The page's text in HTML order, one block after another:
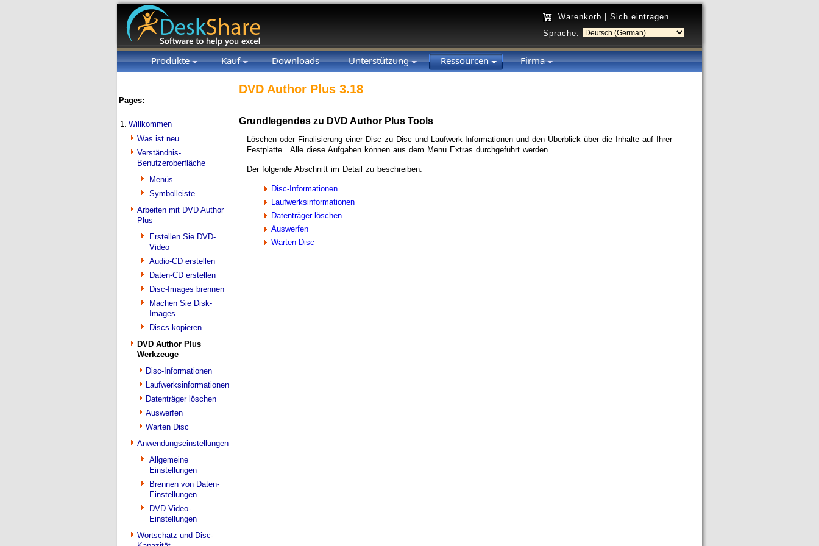
Warenkorb
Sich eintragen
Sprache:
Produkte Kauf Downloads Unterstützung Ressourcen Firma
Pages:
1. Willkommen
Was ist neu
Verständnis-
Benutzeroberfläche
Menüs
Symbolleiste
Arbeiten mit DVD Author
Plus
Erstellen Sie DVD-
Video
Audio-CD erstellen
Daten-CD erstellen
Disc-Images brennen
Machen Sie Disk-
Images
Discs kopieren
DVD Author Plus
Werkzeuge
Disc-Informationen
Laufwerksinformationen
Datenträger löschen
Auswerfen
Warten Disc
Anwendungseinstellungen
Allgemeine
Einstellungen
Brennen von Daten-
Einstellungen
DVD-Video-
Einstellungen
Wortschatz und Disc-
DVD Author Plus 3.18
Grundlegendes zu DVD Author Plus Tools
Löschen oder Finalisierung einer Disc zu Disc und Laufwerk-Informationen und den Überblick über die Inhalte auf Ihrer
Festplatte. Alle diese Aufgaben können aus dem Menü Extras durchgeführt werden.
Der folgende Abschnitt im Detail zu beschreiben:
Disc-Informationen
Laufwerksinformationen
Datenträger löschen
Auswerfen
Warten Disc